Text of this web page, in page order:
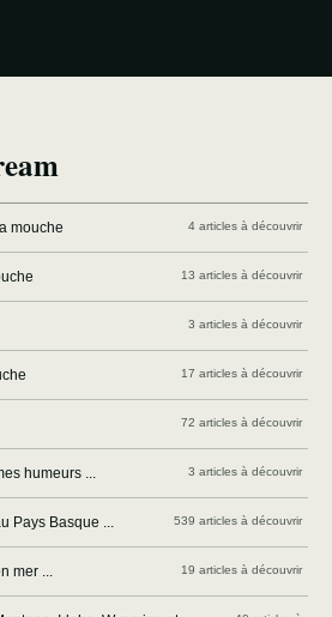
mouche 4 articles à découvrir
13 articles à découvrir
3 articles à découvrir
17 articles à découvrir
72 articles à découvrir
humeurs ... 3 articles à découvrir
Pays Basque ... 539 articles à découvrir
mer ... 19 articles à découvrir